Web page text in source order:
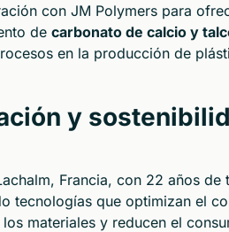
con JM Polymers para
de carbonato de calcio y
en la producción de
y
Francia, con 22 años de
tecnologías que optimizan el
materiales y reducen el